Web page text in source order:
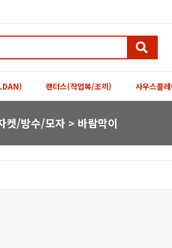
랜더스(작업복/조끼) 사우스플
켓/방수/모자 > 바람막이